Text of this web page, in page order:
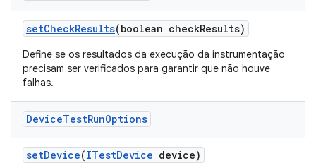
setCheckResults(boolean checkResults)
Define se os resultados da execução da instrumentação
precisam ser verificados para garantir que não houve
falhas.
DeviceTestRunOptions
setDevice(ITestDevice device)